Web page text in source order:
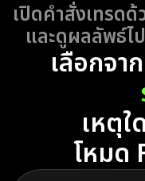
เปิดคำสั่งเทรดด้
และดูผลลัพธ์ไ
เลือกจาก
เหตุ
โหมด